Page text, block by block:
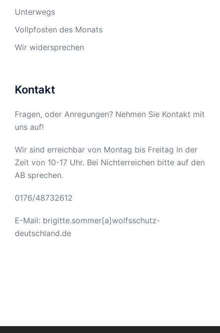
Unterwegs
Vollpfosten des Monats
Wir widersprechen
Kontakt
Fragen, oder Anregungen? Nehmen Sie Kontakt mit
uns auf!
Wir sind erreichbar von Montag bis Freitag in der
Zeit von 10-17 Uhr. Bei Nichterreichen bitte auf den
AB sprechen.
0176/48732612
E-Mail: brigitte.sommer[a]wolfsschutz-
deutschland.de